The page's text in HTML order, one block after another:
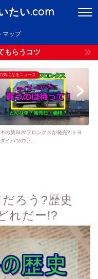
たい.com
マップ
もらうコツ
気になるニュース
の新SUVフロンクスが発売?!トヨ
イハツのラ...
ろう?歴史
れだー!?